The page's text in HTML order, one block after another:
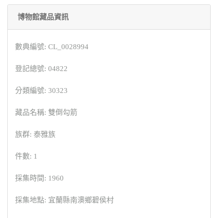
博物館藏品資訊
數典編號: CL_0028994
登記總號: 04822
分類編號: 30323
藏品名稱: 雙倒勾箭
族群: 泰雅族
件數: 1
採集時間: 1960
採集地點: 宜蘭縣南澳鄉碧侯村